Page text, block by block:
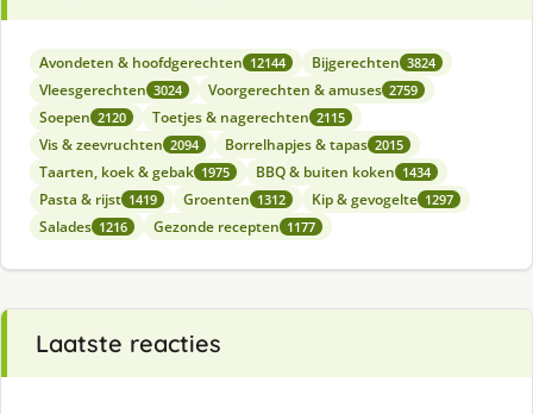
Avondeten & hoofdgerechten 12144 Bijgerechten 3824
Vleesgerechten 3024 Voorgerechten & amuses 2759
Soepen 2120 Toetjes & nagerechten 2115
Vis & zeevruchten 2094 Borrelhapjes & tapas 2015
Taarten, koek & gebak 1975 BBQ & buiten koken 1434
Pasta & rijst 1419 Groenten 1312 Kip & gevogelte 1297
Salades 1216 Gezonde recepten 1177
Laatste reacties